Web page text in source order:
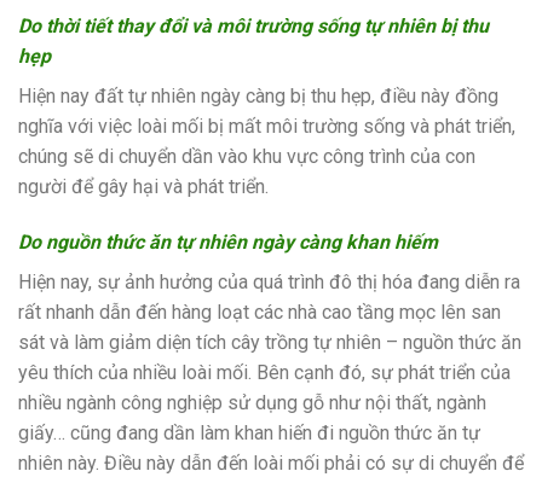
Do thời tiết thay đổi và môi trường sống tự nhiên bị thu
hẹp
Hiện nay đất tự nhiên ngày càng bị thu hẹp, điều này đồng
nghĩa với việc loài mối bị mất môi trường sống và phát triển,
chúng sẽ di chuyển dần vào khu vực công trình của con
người để gây hại và phát triển.
Do nguồn thức ăn tự nhiên ngày càng khan hiếm
Hiện nay, sự ảnh hưởng của quá trình đô thị hóa đang diễn ra
rất nhanh dẫn đến hàng loạt các nhà cao tầng mọc lên san
sát và làm giảm diện tích cây trồng tự nhiên – nguồn thức ăn
yêu thích của nhiều loài mối. Bên cạnh đó, sự phát triển của
nhiều ngành công nghiệp sử dụng gỗ như nội thất, ngành
giấy… cũng đang dần làm khan hiến đi nguồn thức ăn tự
nhiên này. Điều này dẫn đến loài mối phải có sự di chuyển để